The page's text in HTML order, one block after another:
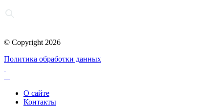
© Copyright 2026
Политика обработки данных
О сайте
Контакты